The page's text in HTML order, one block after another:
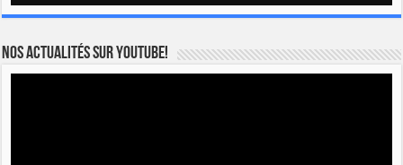
Nos actualités sur YOUTUBE!